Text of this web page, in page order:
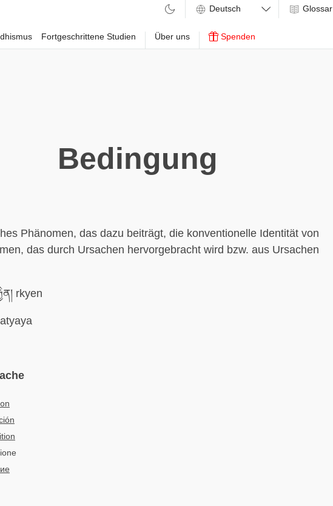
Fortgeschrittene Studien Über uns Spenden
Glossar
Bedingung
Phänomen, das dazu beiträgt, die konventionelle Identität von
das durch Ursachen hervorgebracht wird bzw. aus Ursachen
rkyen